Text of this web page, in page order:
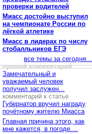
проверки водителей
Миасс достойно выступил
на чемпионате России по
лёгкой атлетике
Миасс в лидерах по числу
стобалльников ЕГЭ
все темы за сегодня...
лучший комментарий
Замечательный и
уважаемый человек
получил заслужен...
комментарий к статье
Губернатор вручил награду
почётному жителю Миасса
Главная причина этого, как
мне кажется, в погоде....